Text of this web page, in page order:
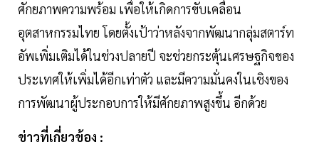
ศักยภาพความพร้อม เพื่อให้เกิดการขับเคลื่อน
อุตสาหกรรมไทย โดยตั้งเป้าว่าหลังจากพัฒนากลุ่มสตาร์ท
อัพเพิ่มเติมได้ในช่วงปลายปี จะช่วยกระตุ้นเศรษฐกิจของ
ประเทศให้เพิ่มได้อีกเท่าตัว และมีความมั่นคงในเชิงของ
การพัฒนาผู้ประกอบการให้มีศักยภาพสูงขึ้น อีกด้วย
ข่าวที่เกี่ยวข้อง :